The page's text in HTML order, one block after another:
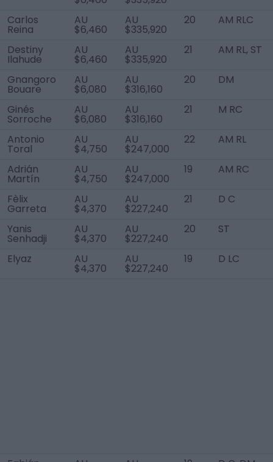
Carlos
Reina
AU
$6,460
AU
$335,920
20 AM RLC
Destiny
Ilahude
AU
$6,460
AU
$335,920
21 AM RL, ST
Gnangoro
Bouare
AU
$6,080
AU
$316,160
20 DM
Ginés
Sorroche
AU
$6,080
AU
$316,160
21 M RC
Antonio
Toral
AU
$4,750
AU
$247,000
22 AM RL
Adrián
Martín
AU
$4,750
AU
$247,000
19 AM RC
Fèlix
Garreta
AU
$4,370
AU
$227,240
21 D C
Yanis
Senhadji
AU
$4,370
AU
$227,240
20 ST
Elyaz AU
$4,370
AU
$227,240
19 D LC